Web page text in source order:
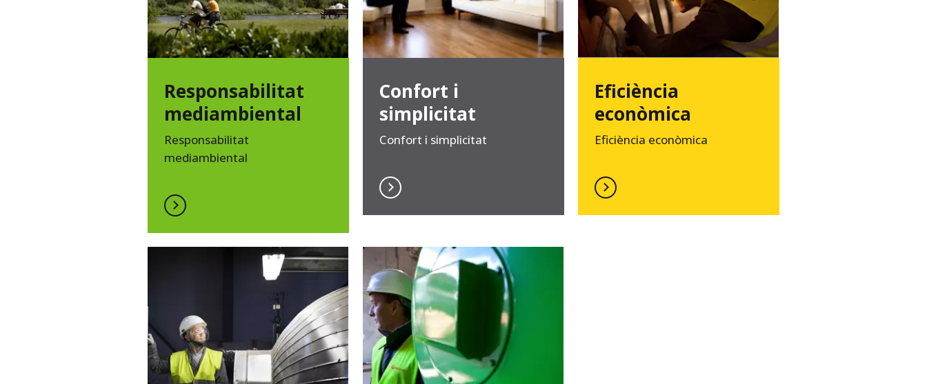
Responsabilitat
mediambiental
Responsabilitat
mediambiental
Confort i
simplicitat
​Confort i simplicitat
Eficiència
econòmica
Eficiència econòmica